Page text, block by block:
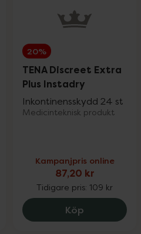
Meno Joy, 360 kr.
20%
TENA Discreet Extra
Plus Instadry
Inkontinensskydd 24 st
Medicinteknisk produkt
Kampanjpris online
87,20 kr
Tidigare pris: 109 kr
Köp TENA